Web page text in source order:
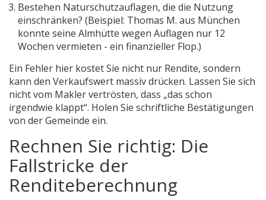
Bestehen Naturschutzauflagen, die die Nutzung
einschränken? (Beispiel: Thomas M. aus München
konnte seine Almhütte wegen Auflagen nur 12
Wochen vermieten - ein finanzieller Flop.)
Ein Fehler hier kostet Sie nicht nur Rendite, sondern
kann den Verkaufswert massiv drücken. Lassen Sie sich
nicht vom Makler vertrösten, dass „das schon
irgendwie klappt“. Holen Sie schriftliche Bestätigungen
von der Gemeinde ein.
Rechnen Sie richtig: Die
Fallstricke der
Renditeberechnung